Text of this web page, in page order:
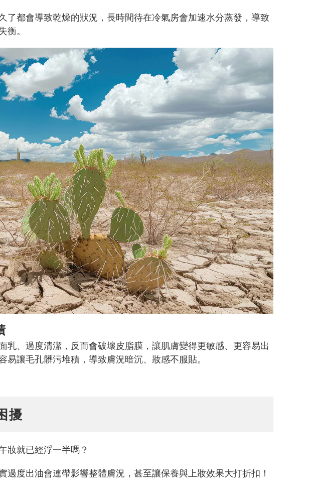
了都會導致乾燥的狀況，長時間待在冷氣房會加速水分蒸發，導致
。
、過度清潔，反而會破壞皮脂膜，讓肌膚變得更敏感、更容易出
讓毛孔髒污堆積，導致膚況暗沉、妝感不服貼。
擾
妝就已經浮一半嗎？
度出油會連帶影響整體膚況，甚至讓保養與上妝效果大打折扣！